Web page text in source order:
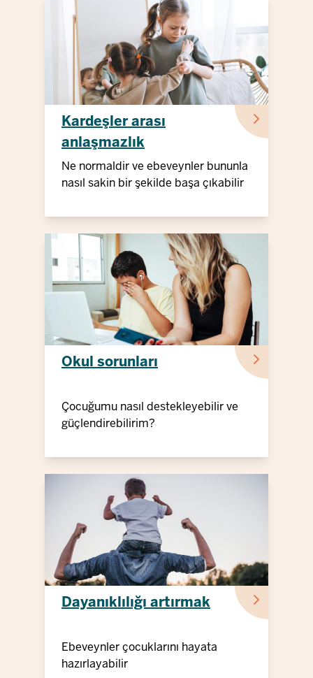
Kardeşler arası
anlaşmazlık
Ne normaldir ve ebeveynler bununla
nasıl sakin bir şekilde başa çıkabilir
Okul sorunları
Çocuğumu nasıl destekleyebilir ve
güçlendirebilirim?
Dayanıklılığı artırmak
Ebeveynler çocuklarını hayata
hazırlayabilir